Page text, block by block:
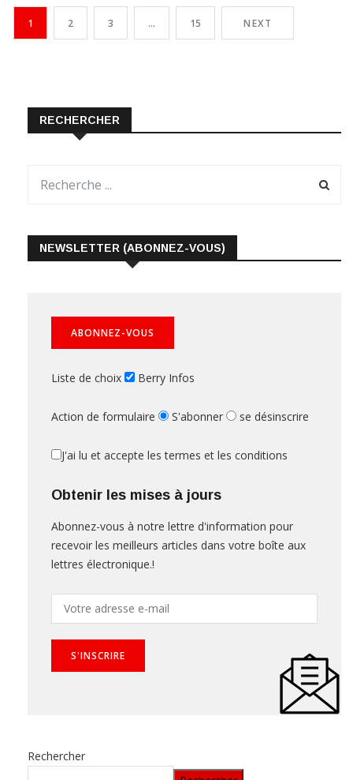
1 2 3 … 15 NEXT
RECHERCHER
NEWSLETTER (ABONNEZ-VOUS)
Liste de choix Berry Infos
Action de formulaire S'abonner se désinscrire
J'ai lu et accepte les termes et les conditions
Obtenir les mises à jours
Abonnez-vous à notre lettre d'information pour
recevoir les meilleurs articles dans votre boîte aux
lettres électronique.!
Rechercher